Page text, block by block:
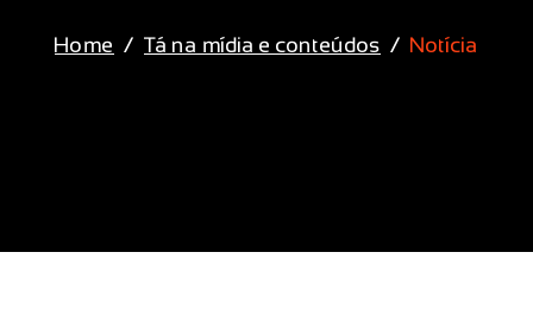
Home Tá na mídia e conteúdos Notícia